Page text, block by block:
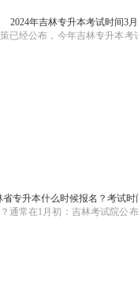
2024年吉林专升本考试时间3月
已经公布，今年吉林专升本
省专升本什么时候报名？考试
通常在1月初：吉林考试院